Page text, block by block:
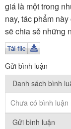
giá là một trong
nay, tác phẩm
sẽ chia sẻ những
Gửi bình luận
Danh sách bình
Chưa có bình luận
Gửi bình luận